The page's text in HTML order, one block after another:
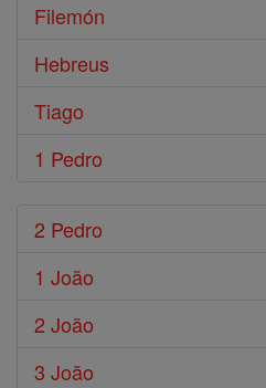
Filemón
Hebreus
Tiago
1 Pedro
2 Pedro
1 João
2 João
3 João